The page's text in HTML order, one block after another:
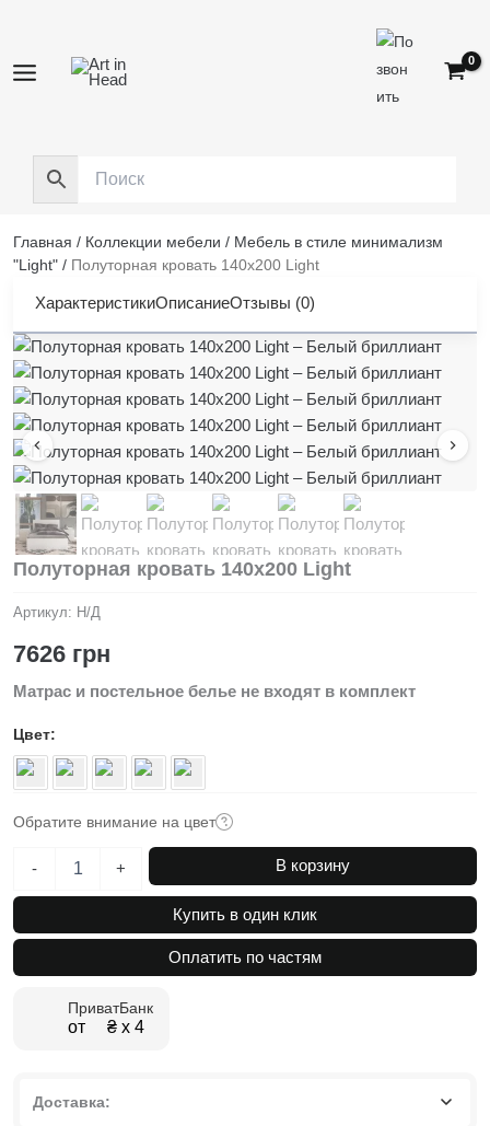
содержимому
Главная / Коллекции мебели / Мебель в стиле минимализм
"Light" / Полуторная кровать 140х200 Light
ХарактеристикиОписаниеОтзывы (0)
Полуторная кровать 140х200 Light
Артикул: Н/Д
7626 грн
Матрас и постельное белье не входят в комплект
Цвет
Обратите внимание на цвет
-
Полуторная
140х200
+ В корзину
Купить в один клик
Оплатить по частям
ПриватБанк
от ₴ х 4
Доставка: